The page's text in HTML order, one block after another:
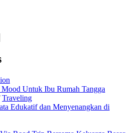
Untuk Ibu Rumah Tangga
Traveling
Edukatif dan Menyenangkan di